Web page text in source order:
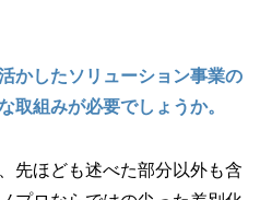
したソリューション事業の
取組みが必要でしょうか。
先ほども述べた部分以外も含